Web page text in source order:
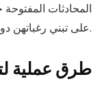
المحادثات
على تبني رغباتهن دون خوف من الحكم.
:طرق عملية